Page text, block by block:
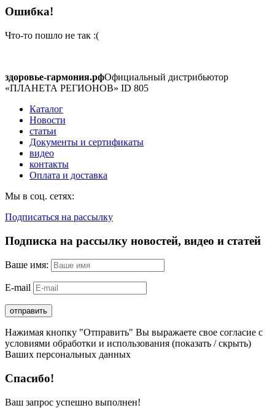
Ошибка!
Что-то пошло не так :(
здоровье-гармония.рфОфициальный дистрибьютор
«ПЛАНЕТА РЕГИОНОВ» ID 805
Каталог
Новости
статьи
Документы и сертификаты
видео
контакты
Оплата и доставка
Мы в соц. сетях:
Подписаться на рассылку
Подписка на рассылку новостей, видео и статей
Ваше имя:
E-mail
Нажимая кнопку "Отправить" Вы выражаете свое согласие с
условиями обработки и использования (показать / скрыть)
Ваших персональных данных
Спасибо!
Ваш запрос успешно выполнен!